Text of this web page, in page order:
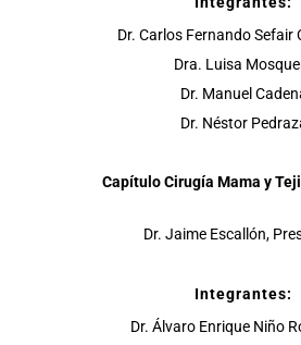
Dr. Carlos Fernando Sefair
Dra. Luisa
Dr. Manuel
Dr. Néstor
Capítulo Cirugía Mama y
Dr. Jaime Escallón,
Integrantes:
Dr. Álvaro Enrique Niño